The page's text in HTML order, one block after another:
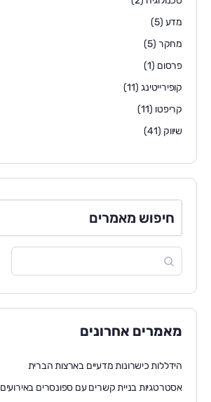
מדע (5)
מחקר (5)
פרסום (1)
קופירייטינג(11)
קריפטו (11)
שיווק (41)
חיפוש מאמרים
מאמרים אחרונים
הידללות כישרונות מדעיים בארצות הברית
אסטרטגיות בניית קשרים עם ספונסרים באירועים